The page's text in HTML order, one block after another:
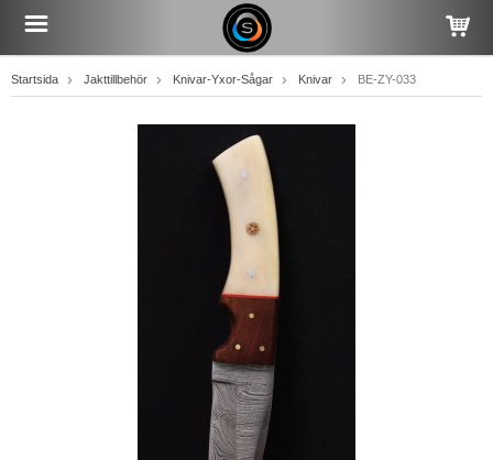
Startsida Jakttillbehör Knivar-Yxor-Sågar Knivar BE-ZY-033